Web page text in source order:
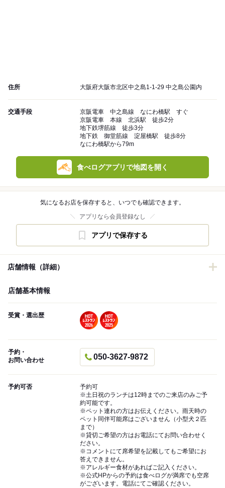
住所 大阪府大阪市北区中之島1-1-29 中之島公園内
交通手段
京阪電車 中之島線 なにわ橋駅 すぐ
京阪電車 本線 北浜駅 徒歩2分
地下鉄堺筋線 徒歩3分
地下鉄 御堂筋線 淀屋橋駅 徒歩8分
なにわ橋駅から79m
食べログアプリで地図を開く
気になるお店を保存すると、いつでも確認できます。
アプリなら会員登録なし
アプリで保存する
店舗情報（詳細）
店舗基本情報
受賞・選出歴
予約・
お問い合わせ
050-3627-9872
予約可否
予約可
※土日祝のランチは12時までのご来店のみご予
約可能です。
※ペット連れの方はお伝えください。雨天時の
ペット同伴可能席はございません（小型犬２匹
まで）
※貸切ご希望の方はお電話にてお問い合わせく
ださい。
※コメントにて席希望を記載してもご希望にお
答えできません。
※アレルギー食材があればご記入ください。
※公式HPからの予約は食べログが満席でも空席
がございます。電話にてご確認ください。